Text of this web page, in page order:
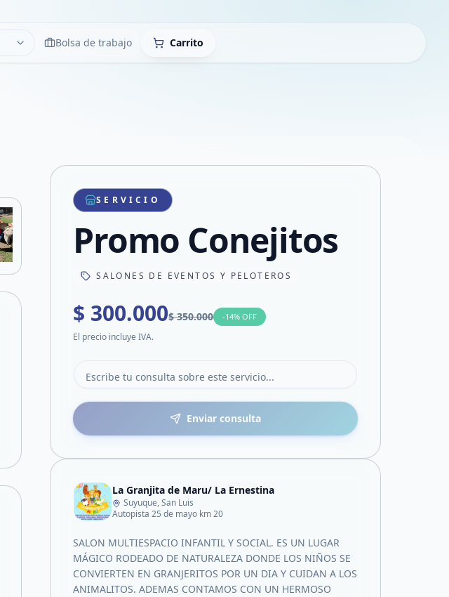
LimpiarBolsa de trabajo Carrito
Compartir producto
Compartir por WhatsApp
Compartir por mail
Compartir en Facebook
Compartir en X
SERVICIO
Promo Conejitos
SALONES DE EVENTOS Y PELOTEROS
$ 300.000$ 350.000 -14% OFF
El precio incluye IVA.
Enviar consulta
La Granjita de Maru/ La Ernestina
Suyuque, San Luis
Autopista 25 de mayo km 20
SALON MULTIESPACIO INFANTIL Y SOCIAL. ES UN LUGAR
MÁGICO RODEADO DE NATURALEZA DONDE LOS NIÑOS SE
CONVIERTEN EN GRANJERITOS POR UN DIA Y CUIDAN A LOS
ANIMALITOS. ADEMAS CONTAMOS CON UN HERMOSO